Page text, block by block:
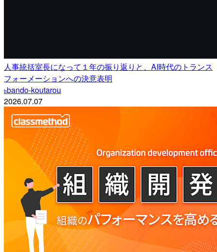
人事統括室長になって１年の振り返りと、AI時代のトランス
フォーメーションへの決意表明
bbando-koutarou
2026.07.07